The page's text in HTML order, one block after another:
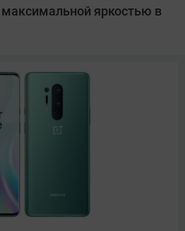
максимальной яркостью в